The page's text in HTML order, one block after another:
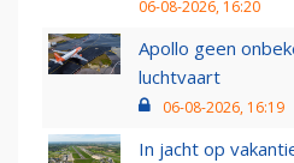
06-08-2026, 16:20
Apollo geen
luchtvaart
06-08-2026, 16:19
In jacht op